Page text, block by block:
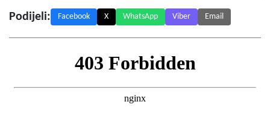
Podijeli: Facebook X WhatsApp Viber Email